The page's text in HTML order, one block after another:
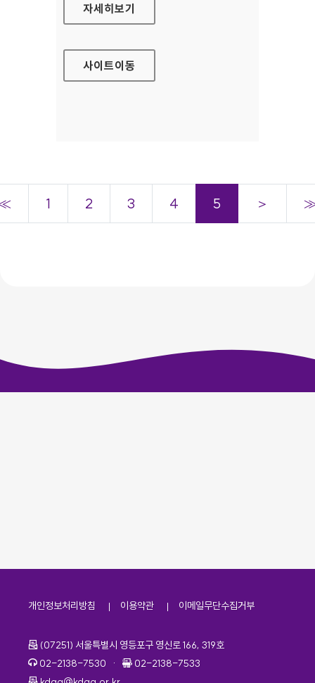
목포시청
자세히보기
사이트이동
1 2 3 4 5 ＞
개인정보처리방침 이용약관 이메일무단수집거부
주소
(07251) 서울특별시 영등포구 영신로 166, 319호
전화번호
02-2138-7530 · 팩스번호
02-2138-7533